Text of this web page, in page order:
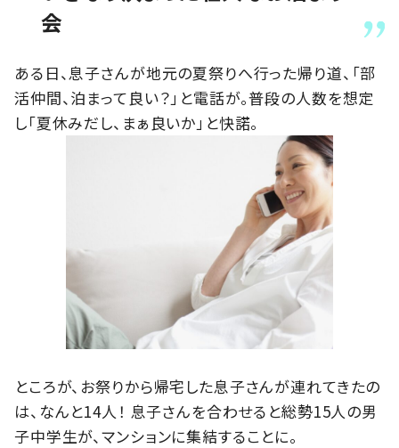
会
ある日、息子さんが地元の夏祭りへ行った帰り道、「部
活仲間、泊まって良い？」と電話が。普段の人数を想定
し「夏休みだし、まぁ良いか」と快諾。
ところが、お祭りから帰宅した息子さんが連れてきたの
は、なんと14人！ 息子さんを合わせると総勢15人の男
子中学生が、マンションに集結することに。